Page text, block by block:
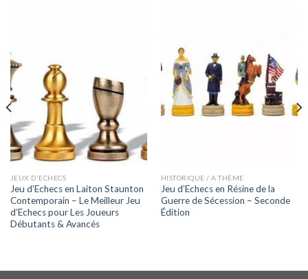
JEUX D'ECHECS
Jeu d’Echecs en Laiton Staunton
Contemporain – Le Meilleur Jeu
d’Echecs pour Les Joueurs
Débutants & Avancés
HISTORIQUE / A THÈME
Jeu d’Echecs en Résine de la
Guerre de Sécession – Seconde
Édition